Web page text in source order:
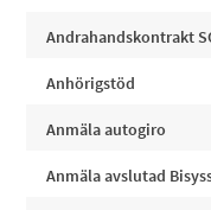
Andrahandskontrakt
Anhörigstöd
Anmäla autogiro
Anmäla avslutad